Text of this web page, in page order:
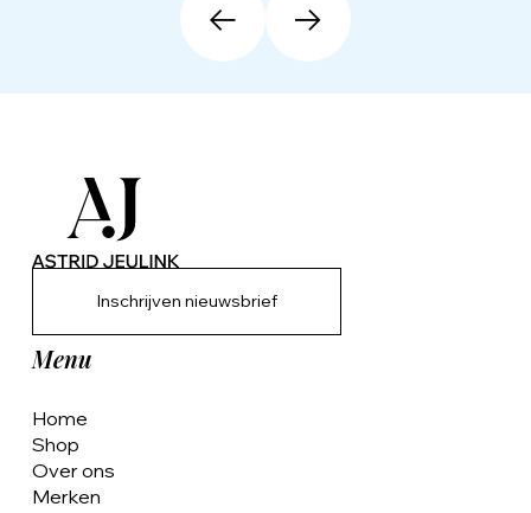
Inschrijven nieuwsbrief
Menu
Home
Shop
Over ons
Merken